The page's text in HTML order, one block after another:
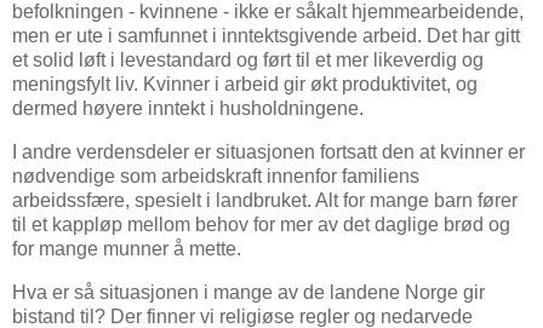
befolkningen - kvinnene - ikke er såkalt hjemmearbeidende,
men er ute i samfunnet i inntektsgivende arbeid. Det har gitt
et solid løft i levestandard og ført til et mer likeverdig og
meningsfylt liv. Kvinner i arbeid gir økt produktivitet, og
dermed høyere inntekt i husholdningene.
I andre verdensdeler er situasjonen fortsatt den at kvinner er
nødvendige som arbeidskraft innenfor familiens
arbeidssfære, spesielt i landbruket. Alt for mange barn fører
til et kappløp mellom behov for mer av det daglige brød og
for mange munner å mette.
Hva er så situasjonen i mange av de landene Norge gir
bistand til? Der finner vi religiøse regler og nedarvede